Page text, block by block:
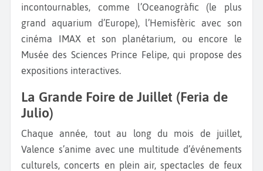
incontournables, comme l’Oceanogràfic (le plus
grand aquarium d’Europe), l’Hemisfèric avec son
cinéma IMAX et son planétarium, ou encore le
Musée des Sciences Prince Felipe, qui propose des
expositions interactives.
La Grande Foire de Juillet (Feria de
Julio)
Chaque année, tout au long du mois de juillet,
Valence s’anime avec une multitude d’événements
culturels, concerts en plein air, spectacles de feux